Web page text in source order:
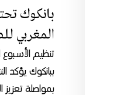
بانكوك
المغربي
تنظيم الأسبوع
ببانكوك يؤكد
بمواصلة تعزيز